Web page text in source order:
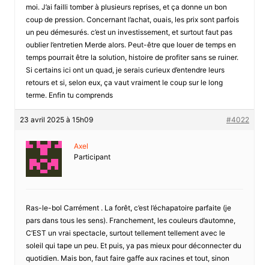
moi. J’ai failli tomber à plusieurs reprises, et ça donne un bon
coup de pression. Concernant l’achat, ouais, les prix sont parfois
un peu démesurés. c’est un investissement, et surtout faut pas
oublier l’entretien Merde alors. Peut-être que louer de temps en
temps pourrait être la solution, histoire de profiter sans se ruiner.
Si certains ici ont un quad, je serais curieux d’entendre leurs
retours et si, selon eux, ça vaut vraiment le coup sur le long
terme. Enfin tu comprends
23 avril 2025 à 15h09 #4022
Axel
Participant
Ras-le-bol Carrément . La forêt, c’est l’échapatoire parfaite (je
pars dans tous les sens). Franchement, les couleurs d’automne,
C’EST un vrai spectacle, surtout tellement tellement avec le
soleil qui tape un peu. Et puis, ya pas mieux pour déconnecter du
quotidien. Mais bon, faut faire gaffe aux racines et tout, sinon